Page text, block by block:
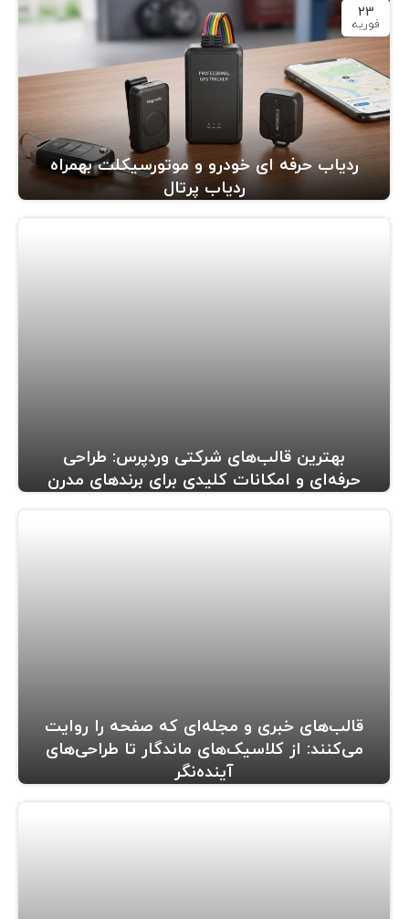
23
فوریه
ردیاب حرفه ای خودرو و موتورسیکلت بهمراه
ردیاب پرتال
بهترین قالب‌های شرکتی وردپرس: طراحی
حرفه‌ای و امکانات کلیدی برای برندهای مدرن
قالب‌های خبری و مجله‌ای که صفحه را روایت
می‌کنند: از کلاسیک‌های ماندگار تا طراحی‌های
آینده‌نگر